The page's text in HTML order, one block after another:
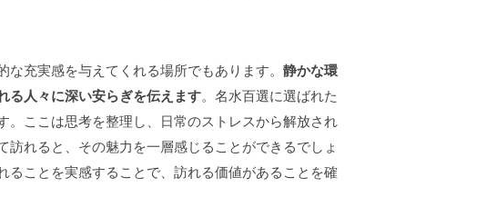
充実感を与えてくれる場所でもあります。 静かな環
る人々に深い安らぎを伝えます。名水百選に選ばれた
ここは思考を整理し、日常のストレスから解放され
れると、その魅力を一層感じることができるでしょ
ことを実感することで、訪れる価値があることを確